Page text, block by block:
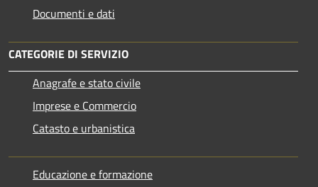
Documenti e dati
CATEGORIE DI SERVIZIO
Anagrafe e stato civile
Imprese e Commercio
Catasto e urbanistica
Educazione e formazione